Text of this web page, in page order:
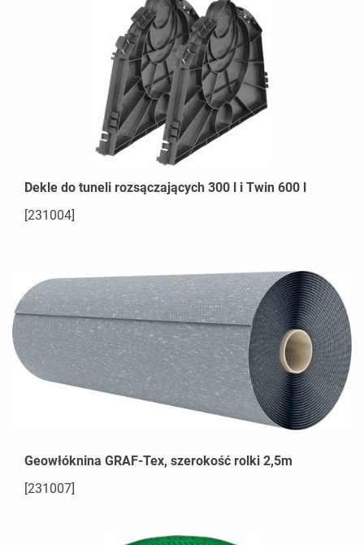
Dekle do tuneli rozsączających 300 l i Twin 600 l
[231004]
Geowłóknina GRAF-Tex, szerokość rolki 2,5m
[231007]